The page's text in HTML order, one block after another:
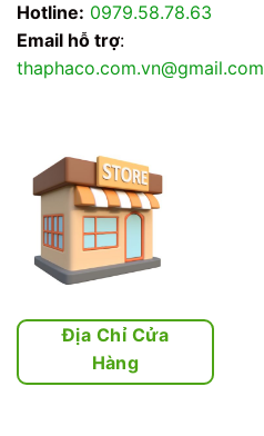
Hotline: 0979.58.78.63
Email hỗ trợ:
thaphaco.com.vn@gmail.com
Địa Chỉ Cửa
Hàng